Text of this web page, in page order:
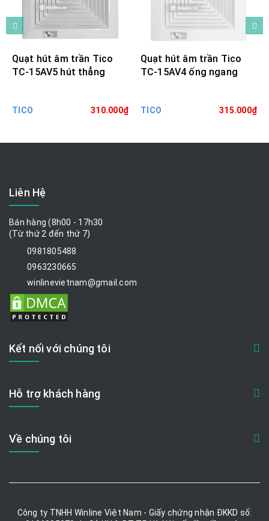
Quạt hút âm trần Tico
TC-15AV5 hút thẳng
TICO 310.000₫
Quạt hút âm trần Tico
TC-15AV4 ống ngang
TICO 315.000₫
Liên Hệ
Bán hàng (8h00 - 17h30
(Từ thứ 2 đến thứ 7)
0981805488
0963230665
winlinevietnam@gmail.com
Kết nối với chúng tôi
Hỗ trợ khách hàng
Về chúng tôi
Công ty TNHH Winline Việt Nam - Giấy chứng nhận ĐKKD số: